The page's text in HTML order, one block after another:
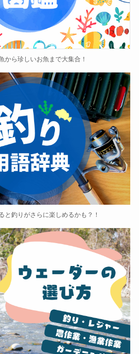
から珍しいお魚まで大集合！
と釣りがさらに楽しめるかも？！